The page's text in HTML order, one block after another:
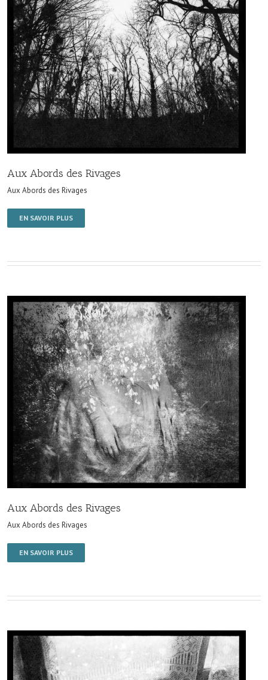
Aux Abords des Rivages
Aux Abords des Rivages
EN SAVOIR PLUS
Aux Abords des Rivages
Aux Abords des Rivages
EN SAVOIR PLUS